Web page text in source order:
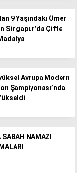
9 Yaşındaki Ömer
Singapur’da Çifte
Avrupa Modern
Şampiyonası’nda
SABAH NAMAZI